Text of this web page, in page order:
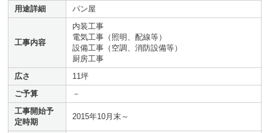
用途詳細
パン屋
工事内容
内装工事
電気工事（照明、配線等）
設備工事（空調、消防設備等）
厨房工事
広さ
11坪
ご予算
－
工事開始予
定時期
2015年10月末～